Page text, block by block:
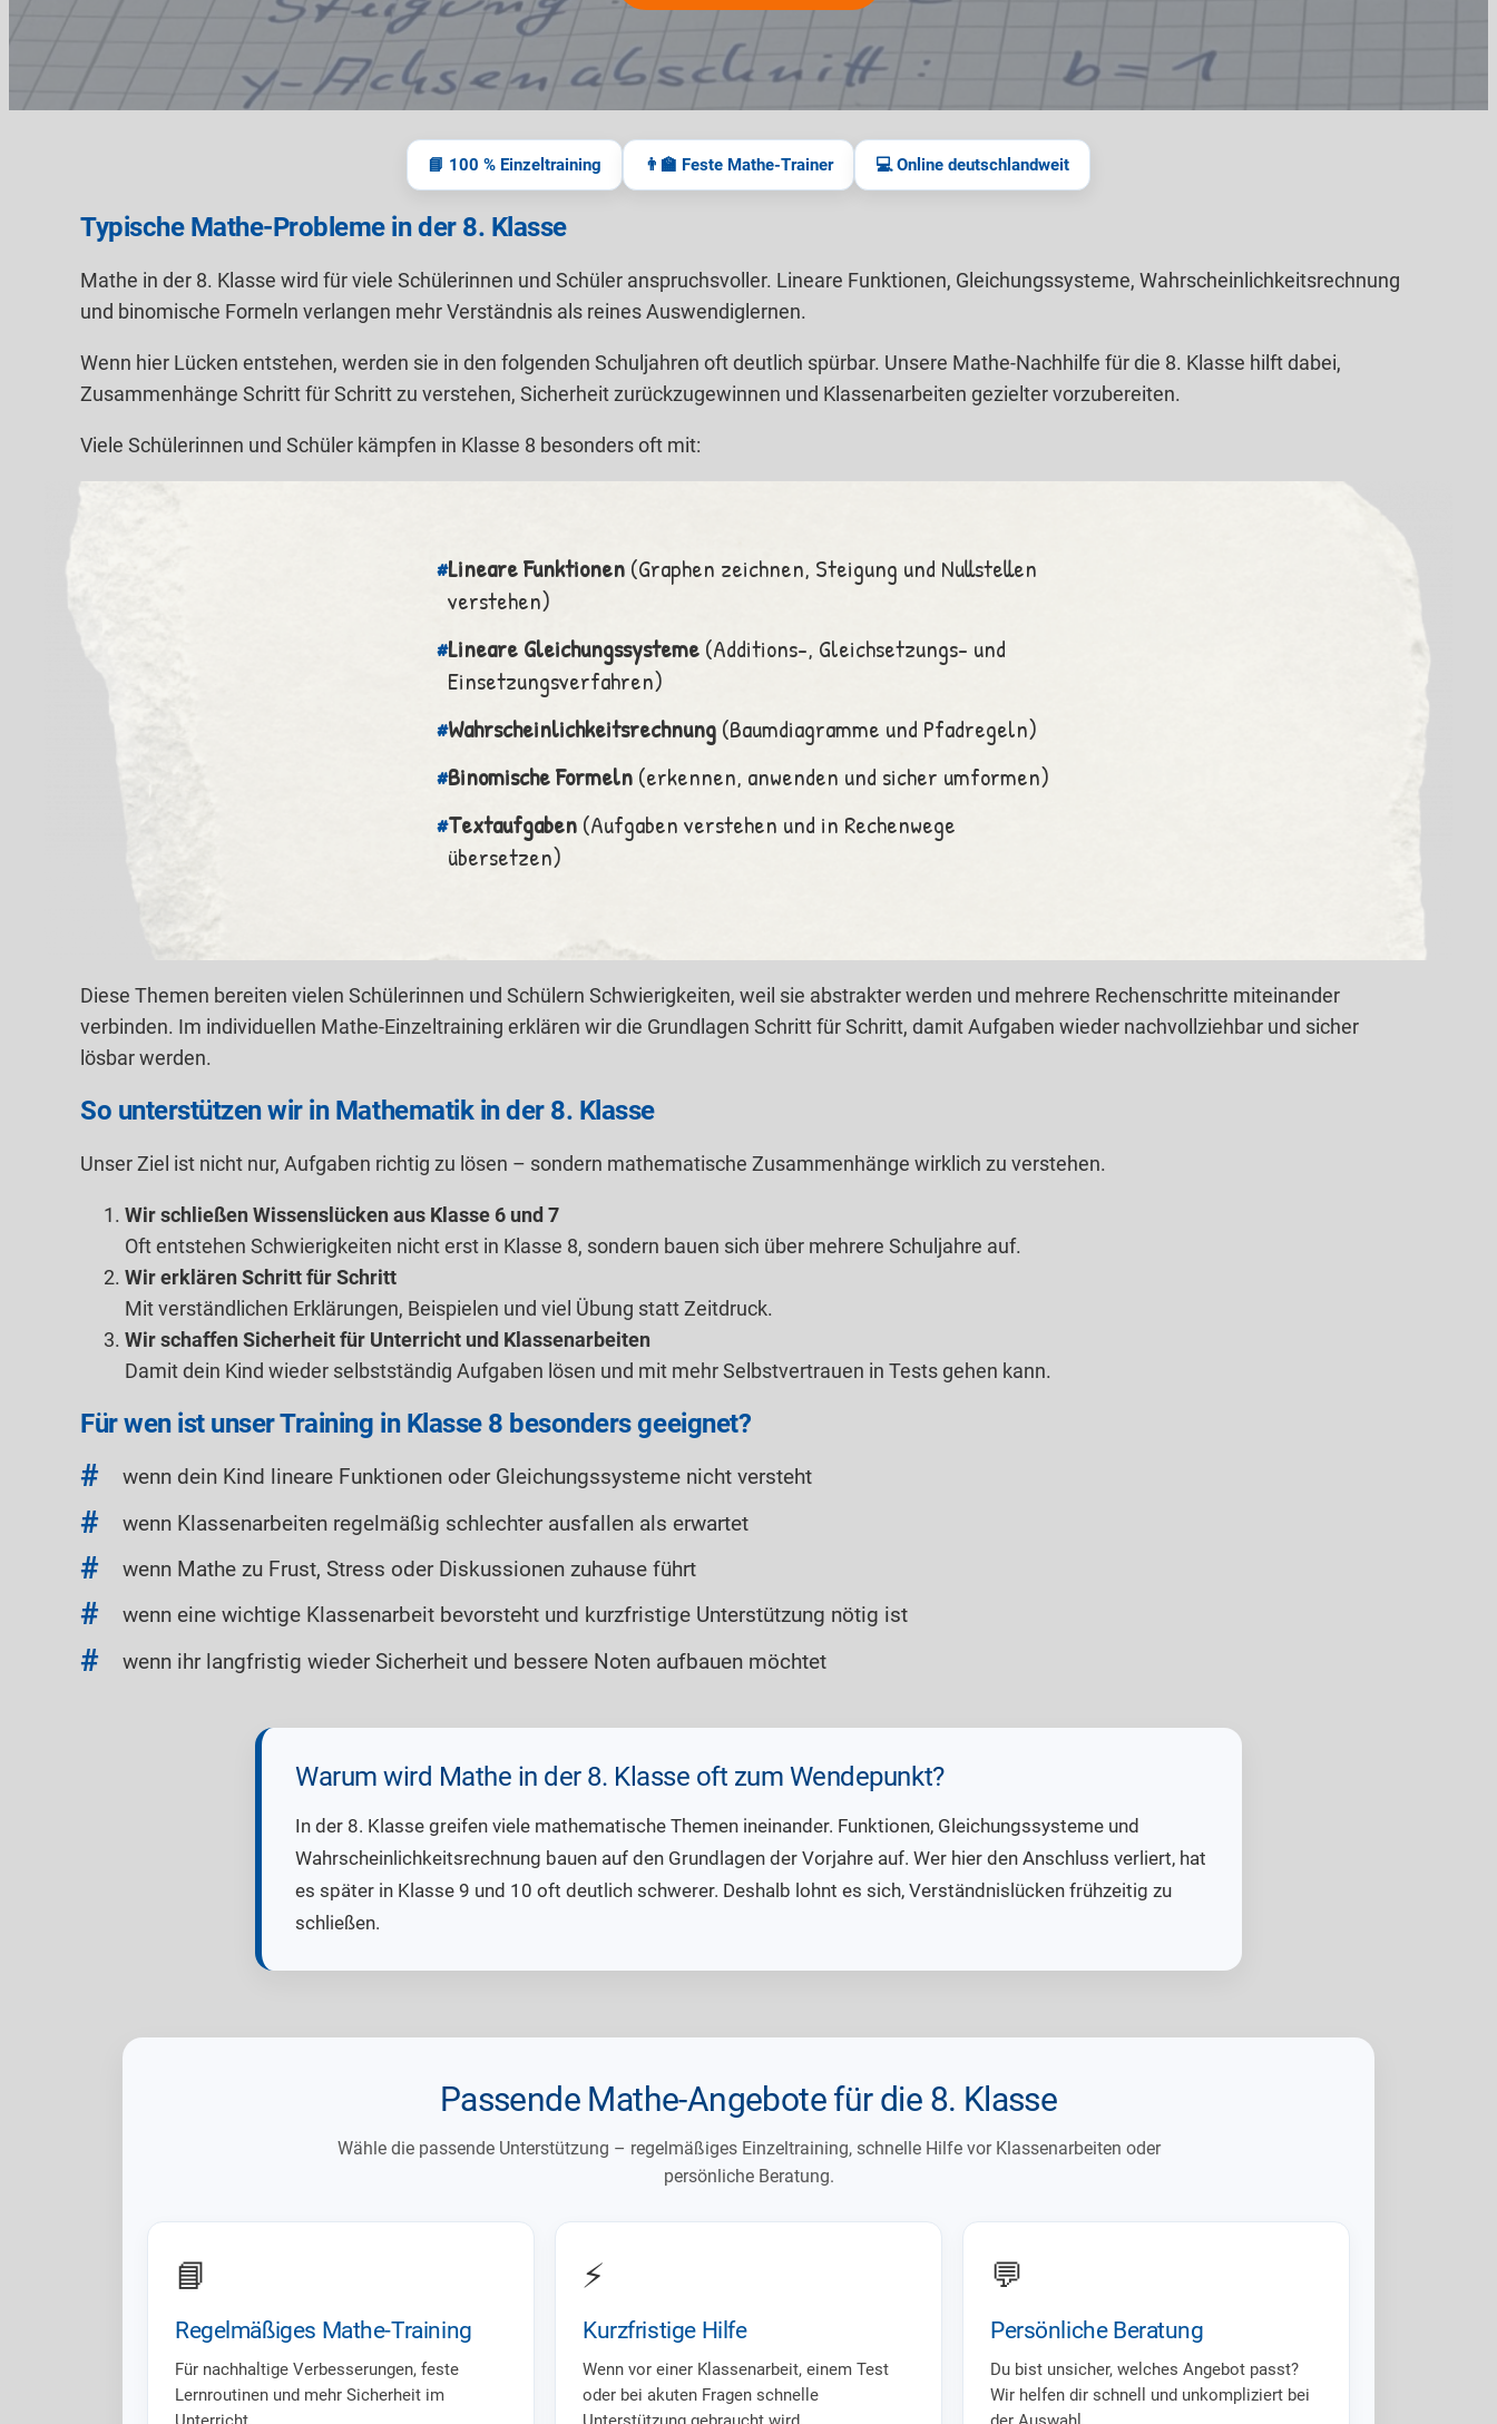
📘 100 % Einzeltraining 👨‍🏫 Feste Mathe-Trainer 💻 Online deutschlandweit
Typische Mathe-Probleme in der 8. Klasse
Mathe in der 8. Klasse wird für viele Schülerinnen und Schüler anspruchsvoller. Lineare Funktionen, Gleichungssysteme, Wahrscheinlichkeitsrechnung
und binomische Formeln verlangen mehr Verständnis als reines Auswendiglernen.
Wenn hier Lücken entstehen, werden sie in den folgenden Schuljahren oft deutlich spürbar. Unsere Mathe-Nachhilfe für die 8. Klasse hilft dabei,
Zusammenhänge Schritt für Schritt zu verstehen, Sicherheit zurückzugewinnen und Klassenarbeiten gezielter vorzubereiten.
Viele Schülerinnen und Schüler kämpfen in Klasse 8 besonders oft mit:
#Lineare Funktionen (Graphen zeichnen, Steigung und Nullstellen
verstehen)
#Lineare Gleichungssysteme (Additions-, Gleichsetzungs- und
Einsetzungsverfahren)
#Wahrscheinlichkeitsrechnung (Baumdiagramme und Pfadregeln)
#Binomische Formeln (erkennen, anwenden und sicher umformen)
#Textaufgaben (Aufgaben verstehen und in Rechenwege
übersetzen)
Diese Themen bereiten vielen Schülerinnen und Schülern Schwierigkeiten, weil sie abstrakter werden und mehrere Rechenschritte miteinander
verbinden. Im individuellen Mathe-Einzeltraining erklären wir die Grundlagen Schritt für Schritt, damit Aufgaben wieder nachvollziehbar und sicher
lösbar werden.
So unterstützen wir in Mathematik in der 8. Klasse
Unser Ziel ist nicht nur, Aufgaben richtig zu lösen – sondern mathematische Zusammenhänge wirklich zu verstehen.
Wir schließen Wissenslücken aus Klasse 6 und 7
Oft entstehen Schwierigkeiten nicht erst in Klasse 8, sondern bauen sich über mehrere Schuljahre auf.
Wir erklären Schritt für Schritt
Mit verständlichen Erklärungen, Beispielen und viel Übung statt Zeitdruck.
Wir schaffen Sicherheit für Unterricht und Klassenarbeiten
Damit dein Kind wieder selbstständig Aufgaben lösen und mit mehr Selbstvertrauen in Tests gehen kann.
Für wen ist unser Training in Klasse 8 besonders geeignet?
wenn dein Kind lineare Funktionen oder Gleichungssysteme nicht versteht
wenn Klassenarbeiten regelmäßig schlechter ausfallen als erwartet
wenn Mathe zu Frust, Stress oder Diskussionen zuhause führt
wenn eine wichtige Klassenarbeit bevorsteht und kurzfristige Unterstützung nötig ist
wenn ihr langfristig wieder Sicherheit und bessere Noten aufbauen möchtet
Warum wird Mathe in der 8. Klasse oft zum Wendepunkt?
In der 8. Klasse greifen viele mathematische Themen ineinander. Funktionen, Gleichungssysteme und
Wahrscheinlichkeitsrechnung bauen auf den Grundlagen der Vorjahre auf. Wer hier den Anschluss verliert, hat
es später in Klasse 9 und 10 oft deutlich schwerer. Deshalb lohnt es sich, Verständnislücken frühzeitig zu
schließen.
Passende Mathe-Angebote für die 8. Klasse
Wähle die passende Unterstützung – regelmäßiges Einzeltraining, schnelle Hilfe vor Klassenarbeiten oder
persönliche Beratung.
📘
Regelmäßiges Mathe-Training
Für nachhaltige Verbesserungen, feste
Lernroutinen und mehr Sicherheit im
⚡
Kurzfristige Hilfe
Wenn vor einer Klassenarbeit, einem Test
oder bei akuten Fragen schnelle
💬
Persönliche Beratung
Du bist unsicher, welches Angebot passt?
Wir helfen dir schnell und unkompliziert bei